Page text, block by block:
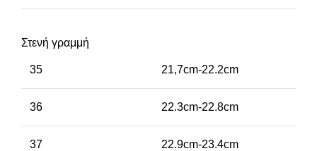
Στενή γραμμή
35 21,7cm-22.2cm
36 22.3cm-22.8cm
37 22.9cm-23.4cm